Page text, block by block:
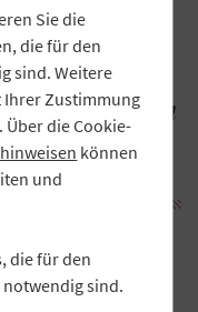
dass
Betriebe in
beantragen
und die
der
Sie die
die für den
sind. Weitere
Ihrer Zustimmung
die Cookie-
können
und
die für den
sind.